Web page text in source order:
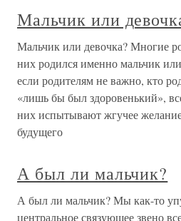
Мальчик или
Мальчик или девочка? Многие
них родился именно мальчик
если родителям не важно, кто
«лишь бы был здоровенький»,
них испытывают жгучее
будущего
А был ли мальчик?
А был ли мальчик? Мы как-то
центральное связующее звено